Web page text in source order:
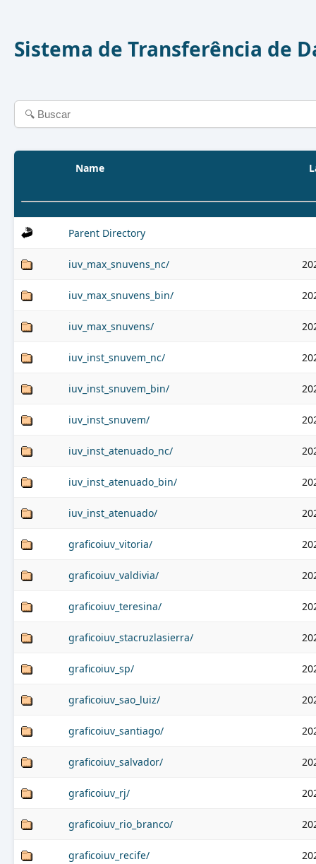
Sistema de Transferência de
Name
Parent Directory
iuv_max_snuvens_nc/
iuv_max_snuvens_bin/
iuv_max_snuvens/
iuv_inst_snuvem_nc/
iuv_inst_snuvem_bin/
iuv_inst_snuvem/
iuv_inst_atenuado_nc/
iuv_inst_atenuado_bin/
iuv_inst_atenuado/
graficoiuv_vitoria/
graficoiuv_valdivia/
graficoiuv_teresina/
graficoiuv_stacruzlasierra/
graficoiuv_sp/
graficoiuv_sao_luiz/
graficoiuv_santiago/
graficoiuv_salvador/
graficoiuv_rj/
graficoiuv_rio_branco/
graficoiuv_recife/